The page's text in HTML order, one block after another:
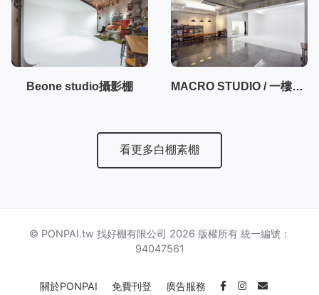
Beone studio攝影棚 MACRO STUDIO / 一樓50坪大空間攝影棚
看更多白棚素棚
© PONPAI.tw 找好棚有限公司 2026 版權所有 統一編號：
94047561
關於PONPAI 免費刊登 廣告服務